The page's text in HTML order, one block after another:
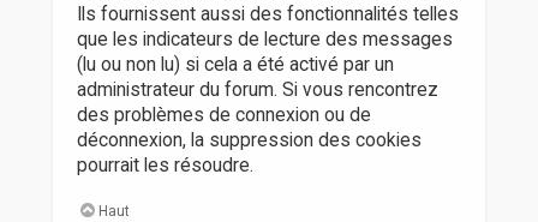
Ils fournissent aussi des fonctionnalités telles
que les indicateurs de lecture des messages
(lu ou non lu) si cela a été activé par un
administrateur du forum. Si vous rencontrez
des problèmes de connexion ou de
déconnexion, la suppression des cookies
pourrait les résoudre.
Haut